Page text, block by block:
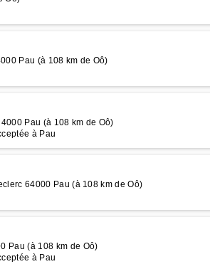
Pau (à 108 km de Oô)
Pau (à 108 km de Oô)
à Pau
64000 Pau (à 108 km de Oô)
Pau (à 108 km de Oô)
à Pau